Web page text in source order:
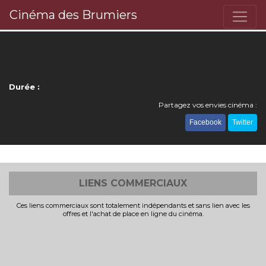
Cinéma des Brumiers
Durée :
Partagez vos envies cinéma :
Facebook Twitter
LIENS COMMERCIAUX
Ces liens commerciaux sont totalement indépendants et sans lien avec les
offres et l'achat de place en ligne du cinéma.